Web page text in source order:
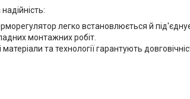
легко встановлюється й
монтажних робіт.
матеріали та технології гарантують